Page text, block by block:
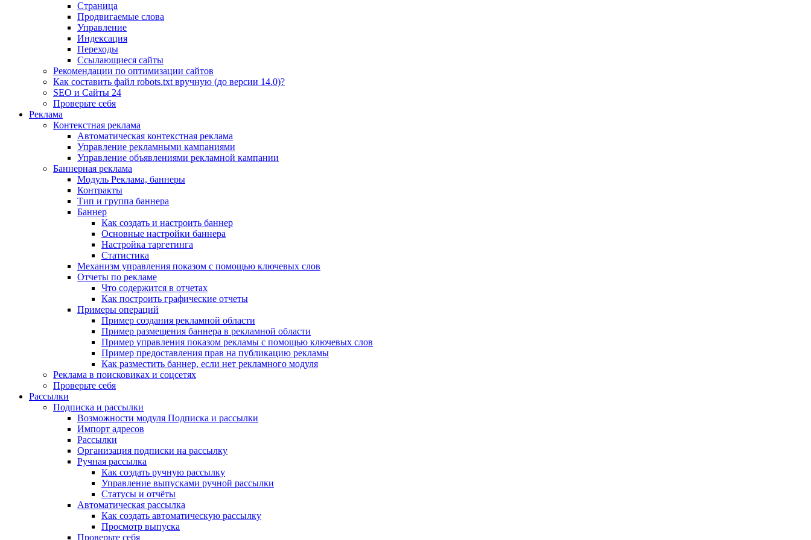
Страница
Продвигаемые слова
Управление
Индексация
Переходы
Ссылающиеся сайты
Рекомендации по оптимизации сайтов
Как составить файл robots.txt вручную (до версии 14.0)?
SEO и Сайты 24
Проверьте себя
Реклама
Контекстная реклама
Автоматическая контекстная реклама
Управление рекламными кампаниями
Управление объявлениями рекламной кампании
Баннерная реклама
Модуль Реклама, баннеры
Контракты
Тип и группа баннера
Баннер
Как создать и настроить баннер
Основные настройки баннера
Настройка таргетинга
Статистика
Механизм управления показом с помощью ключевых слов
Отчеты по рекламе
Что содержится в отчетах
Как построить графические отчеты
Примеры операций
Пример создания рекламной области
Пример размещения баннера в рекламной области
Пример управления показом рекламы с помощью ключевых слов
Пример предоставления прав на публикацию рекламы
Как разместить баннер, если нет рекламного модуля
Реклама в поисковиках и соцсетях
Проверьте себя
Рассылки
Подписка и рассылки
Возможности модуля Подписка и рассылки
Импорт адресов
Рассылки
Организация подписки на рассылку
Ручная рассылка
Как создать ручную рассылку
Управление выпусками ручной рассылки
Статусы и отчёты
Автоматическая рассылка
Как создать автоматическую рассылку
Просмотр выпуска
Проверьте себя